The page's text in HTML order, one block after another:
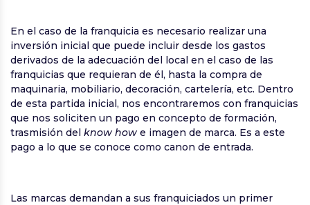
En el caso de la franquicia es necesario realizar una
inversión inicial que puede incluir desde los gastos
derivados de la adecuación del local en el caso de las
franquicias que requieran de él, hasta la compra de
maquinaria, mobiliario, decoración, cartelería, etc. Dentro
de esta partida inicial, nos encontraremos con franquicias
que nos soliciten un pago en concepto de formación,
trasmisión del know how e imagen de marca. Es a este
pago a lo que se conoce como canon de entrada.
Las marcas demandan a sus franquiciados un primer